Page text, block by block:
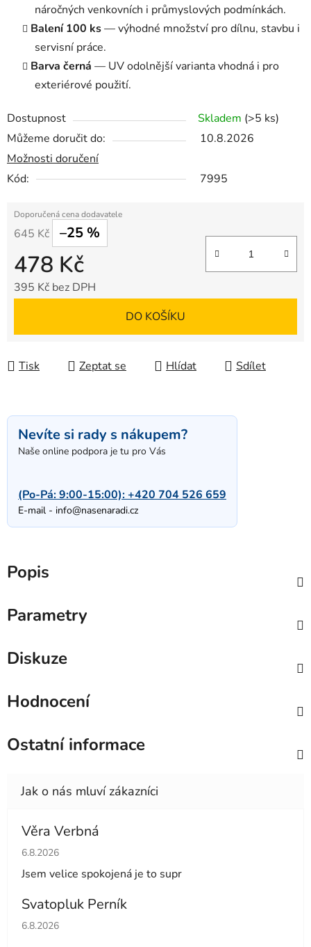
náročných venkovních i průmyslových podmínkách.
Balení 100 ks— výhodné množství pro dílnu, stavbu i
servisní práce.
Barva černá — UV odolnější varianta vhodná i pro
exteriérové použití.
Dostupnost Skladem (>5 ks)
Můžeme doručit do:
10.8.2026
Možnosti doručení
Kód:
7995
645 Kč –25 %
478 Kč
395 Kč bez DPH
DO KOŠÍKU
Tisk Zeptat se Hlídat Sdílet
Nevíte si rady s nákupem?
Naše online podpora je tu pro Vás
(Po-Pá: 9:00-15:00):+420 704 526 659
E-mail - info@nasenaradi.cz
Popis
Parametry
Diskuze
Hodnocení
Ostatní informace
Věra Verbná
Hodnocení obchodu je 5 z 5 hvězdiček.
6.8.2026
Jsem velice spokojená je to supr
Svatopluk Perník
Hodnocení obchodu je 5 z 5 hvězdiček.
6.8.2026